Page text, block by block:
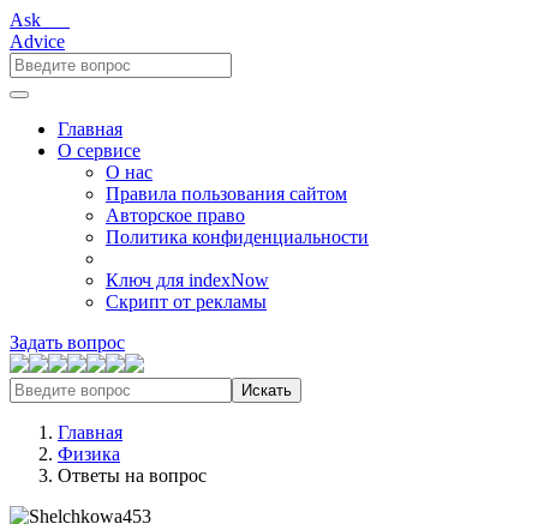
Ask___
Advice
Главная
О сервисе
О нас
Правила пользования сайтом
Авторское право
Политика конфиденциальности
Ключ для indexNow
Скрипт от рекламы
Задать вопрос
Искать
Главная
Физика
Ответы на вопрос